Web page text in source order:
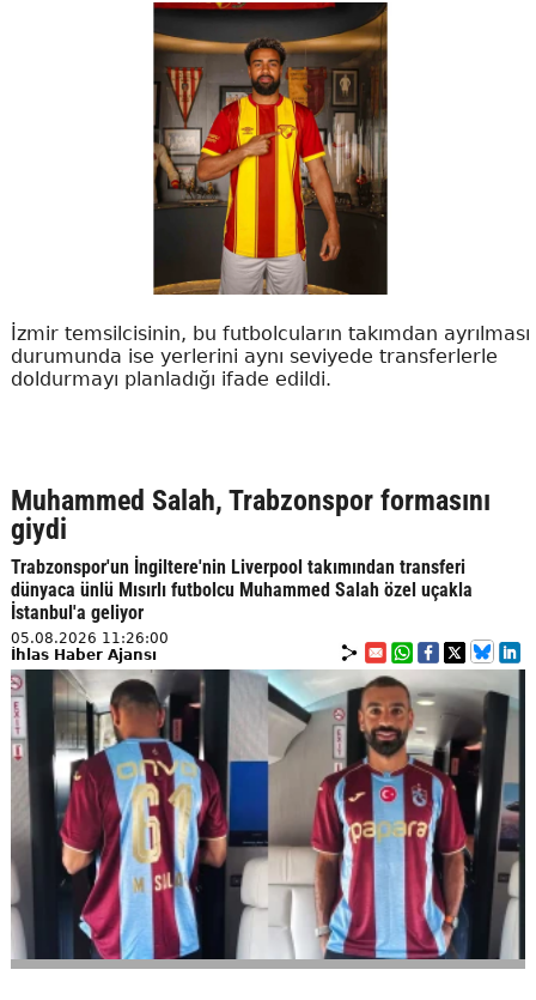
İzmir temsilcisinin, bu futbolcuların takımdan ayrılması
durumunda ise yerlerini aynı seviyede transferlerle
doldurmayı planladığı ifade edildi.
Muhammed Salah, Trabzonspor formasını
giydi
Trabzonspor'un İngiltere'nin Liverpool takımından transferi
dünyaca ünlü Mısırlı futbolcu Muhammed Salah özel uçakla
İstanbul'a geliyor
05.08.2026 11:26:00
İhlas Haber Ajansı